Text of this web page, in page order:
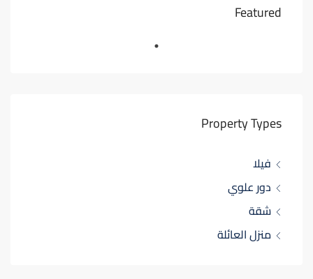
Featured
Property Types
فيلا
دور علوي
شقة
منزل العائلة